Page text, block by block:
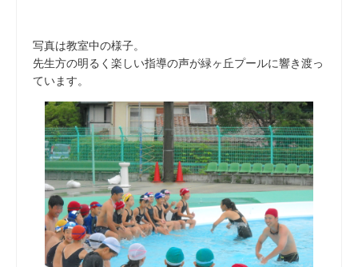
写真は教室中の様子。
先生方の明るく楽しい指導の声が緑ヶ丘プールに響き渡っ
ています。